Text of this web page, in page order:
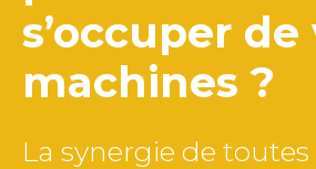
s’occuper
machines ?
La synergie de